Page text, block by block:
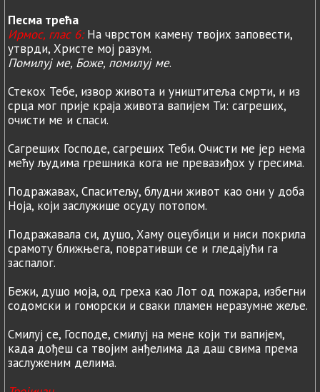
Песма трећа
Ирмос, глас 6:На чврстом камену твојих заповести,
утврди, Христе мој разум.
Помилуј ме, Боже, помилуј ме.
Стекох Тебе, извор живота и уништитеља смрти, и из
срца мог прије краја живота вапијем Ти: сагреших,
очисти ме и спаси.
Сагреших Господе, сагреших Теби. Очисти ме јер нема
мећу људима грешника кога не превазиђох у гресима.
Подражавах, Спаситељу, блудни живот као они у доба
Ноја, који заслужише осуду потопом.
Подражавала си, душо, Хаму оцеубици и ниси покрила
срамоту ближњега, повративши се и гледајући га
заспалог.
Бежи, душо моја, од греха као Лот од пожара, избегни
содомски и гоморски и сваки пламен неразумне жеље.
Смилуј се, Господе, смилуј на мене који ти вапијем,
када дођеш са твојим анђелима да даш свима према
заслуженим делима.